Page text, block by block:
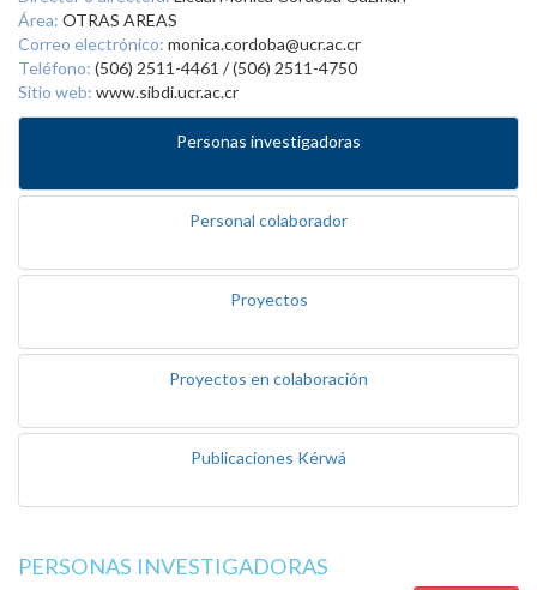
Área: OTRAS AREAS
Correo electrónico: monica.cordoba@ucr.ac.cr
Teléfono: (506) 2511-4461 / (506) 2511-4750
Sitio web: www.sibdi.ucr.ac.cr
Personas investigadoras
Personal colaborador
Proyectos
Proyectos en colaboración
Publicaciones Kérwá
PERSONAS INVESTIGADORAS